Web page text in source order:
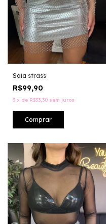
Saia strass
R$99,90
3 x de R$33,30 sem juros